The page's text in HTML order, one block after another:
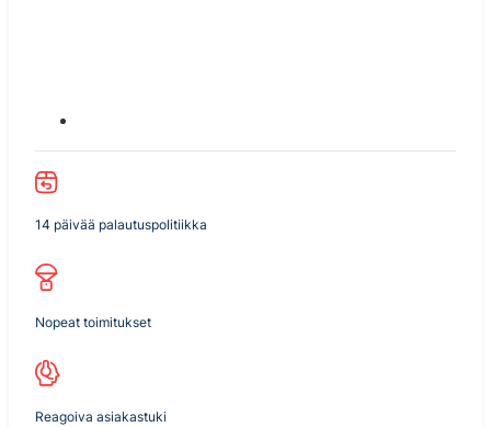
14 päivää palautuspolitiikka
Nopeat toimitukset
Reagoiva asiakastuki